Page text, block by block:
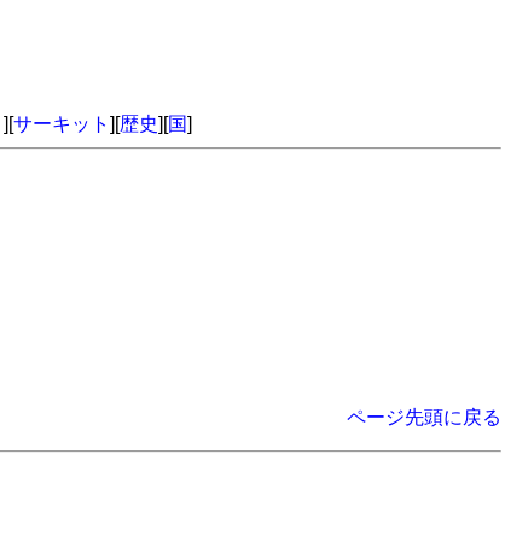
][サーキット ][歴史][国]
ページ先頭に戻る